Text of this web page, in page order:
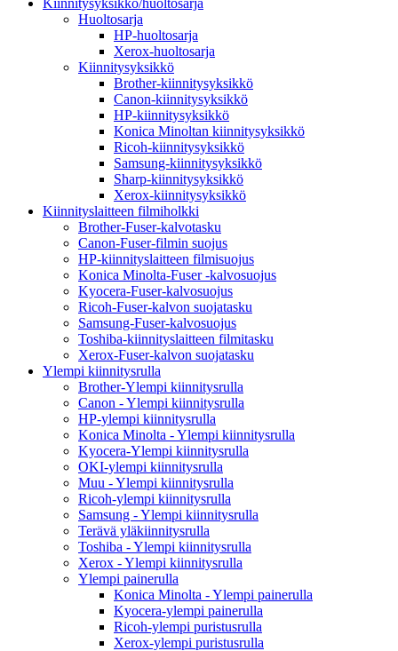
Huoltosarja
HP-huoltosarja
Xerox-huoltosarja
Kiinnitysyksikkö
Brother-kiinnitysyksikkö
Canon-kiinnitysyksikkö
HP-kiinnitysyksikkö
Konica Minoltan kiinnitysyksikkö
Ricoh-kiinnitysyksikkö
Samsung-kiinnitysyksikkö
Sharp-kiinnitysyksikkö
Xerox-kiinnitysyksikkö
Kiinnityslaitteen filmiholkki
Brother-Fuser-kalvotasku
Canon-Fuser-filmin suojus
HP-kiinnityslaitteen filmisuojus
Konica Minolta-Fuser -kalvosuojus
Kyocera-Fuser-kalvosuojus
Ricoh-Fuser-kalvon suojatasku
Samsung-Fuser-kalvosuojus
Toshiba-kiinnityslaitteen filmitasku
Xerox-Fuser-kalvon suojatasku
Ylempi kiinnitysrulla
Brother-Ylempi kiinnitysrulla
Canon - Ylempi kiinnitysrulla
HP-ylempi kiinnitysrulla
Konica Minolta - Ylempi kiinnitysrulla
Kyocera-Ylempi kiinnitysrulla
OKI-ylempi kiinnitysrulla
Muu - Ylempi kiinnitysrulla
Ricoh-ylempi kiinnitysrulla
Samsung - Ylempi kiinnitysrulla
Terävä yläkiinnitysrulla
Toshiba - Ylempi kiinnitysrulla
Xerox - Ylempi kiinnitysrulla
Ylempi painerulla
Konica Minolta - Ylempi painerulla
Kyocera-ylempi painerulla
Ricoh-ylempi puristusrulla
Xerox-ylempi puristusrulla